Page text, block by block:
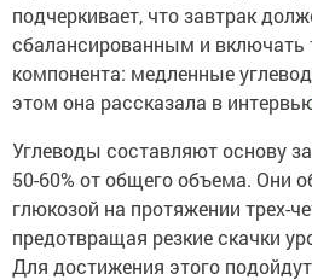
подчеркивает, что завтрак
сбалансированным и включать
компонента: медленные
этом она рассказала в
Углеводы составляют основу
50-60% от общего объема. Они
глюкозой на протяжении трех-
предотвращая резкие скачки
Для достижения этого